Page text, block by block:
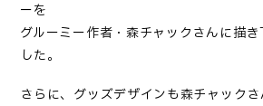
ーを
グルーミー作者・森チャックさんに描
した。
さらに、グッズデザインも森チャックさ